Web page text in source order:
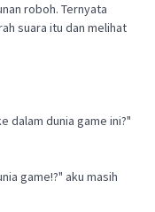
roboh. Ternyata
suara itu dan melihat
dalam dunia game ini?"
game!?" aku masih